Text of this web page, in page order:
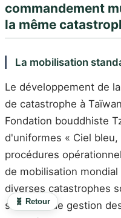
commandement
la même
La mobilisation
Le développement de
de catastrophe à
Fondation bouddhiste
d'uniformes « Ciel
procédures
de mobilisation
diverses catastrophes
structure de gestion
🧬 Retour